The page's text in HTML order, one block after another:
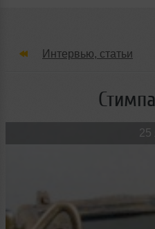
Интервью, статьи
Танцевальные стили
Новые лица
25